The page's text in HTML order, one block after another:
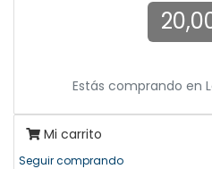
Estás comprando en
Mi carrito
Seguir comprando